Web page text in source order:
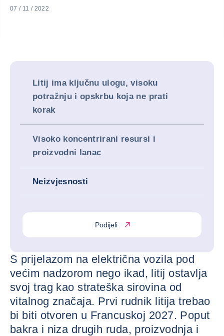
07 / 11 / 2022
Litij ima ključnu ulogu, visoku
potražnju i opskrbu koja ne prati
korak
Visoko koncentrirani resursi i
proizvodni lanac
Neizvjesnosti
Podijeli
S prijelazom na električna vozila pod
većim nadzorom nego ikad, litij ostavlja
svoj trag kao strateška sirovina od
vitalnog značaja. Prvi rudnik litija trebao
bi biti otvoren u Francuskoj 2027. Poput
bakra i niza drugih ruda, proizvodnja i